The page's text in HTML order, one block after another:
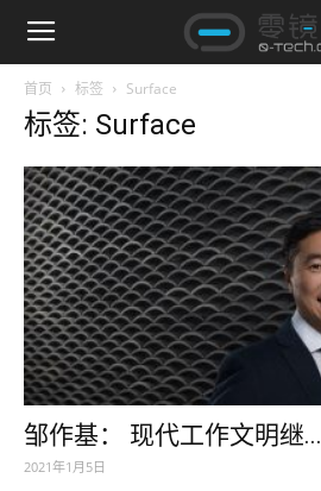
首页 标签 Surface
标签: Surface
邹作基： 现代工作文明继...
2021年1月5日